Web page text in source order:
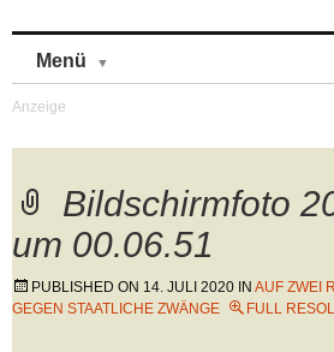
Menü
Bildschirmfoto
um 00.06.51
PUBLISHED ON 14. JULI 2020 IN AUF ZWEI
GEGEN STAATLICHE ZWÄNGE
FULL